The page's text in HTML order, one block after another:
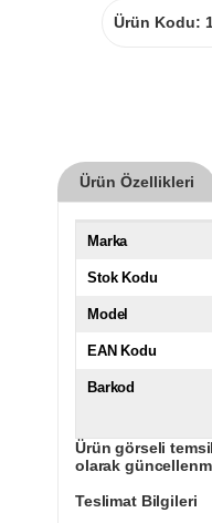
Ürün Kodu:
Ürün Özellikleri
Marka
Stok Kodu
Model
EAN Kodu
Barkod
Ürün görseli
olarak
Teslimat Bilgileri